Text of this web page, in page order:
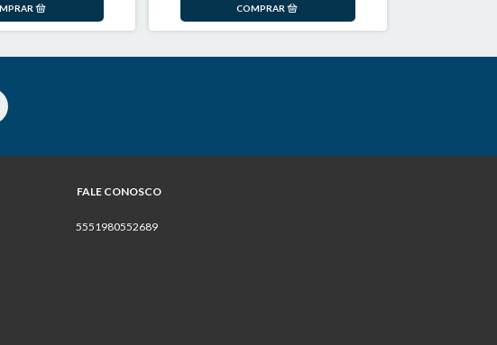
FALE CONOSCO
5551980552689